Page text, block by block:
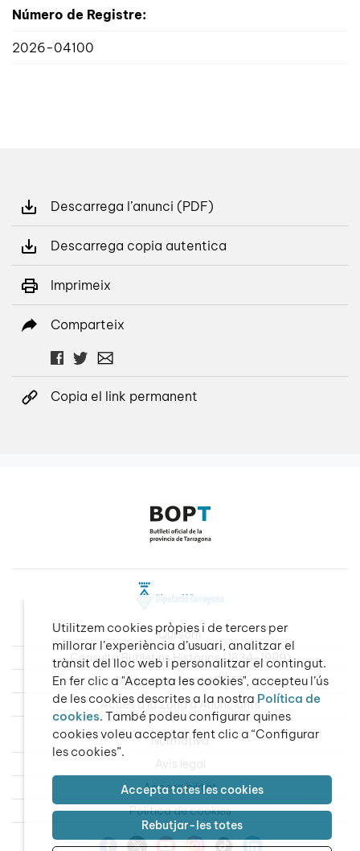
Número de Registre:
2026-04100
Descarrega l’anunci (PDF)
Descarrega copia autentica
Imprimeix
Comparteix
Copia el link permanent
Qui som
Consulta Butlletins Històrics (1834-1999)
Dades obertes del BOPT
Accés a la Zona d’Anunciants
Normativa
Avís legal
Accessibilitat
Política de cookies
Utilitzem cookies pròpies i de tercers per
millorar l’experiència d’usuari, analitzar el
trànsit del lloc web i personalitzar el contingut.
En fer clic a "Accepta les cookies", accepteu l’ús
de les cookies descrites a la nostra Política de
cookies. També podeu configurar quines
cookies voleu acceptar fent clic a “Configurar
les cookies”.
Accepta totes les cookies
Rebutjar-les totes